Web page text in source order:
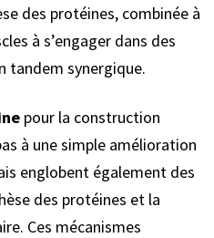
des protéines, combinée à
à s’engager dans des
tandem synergique.
pour la construction
à une simple amélioration
englobent également des
des protéines et la
Ces mécanismes